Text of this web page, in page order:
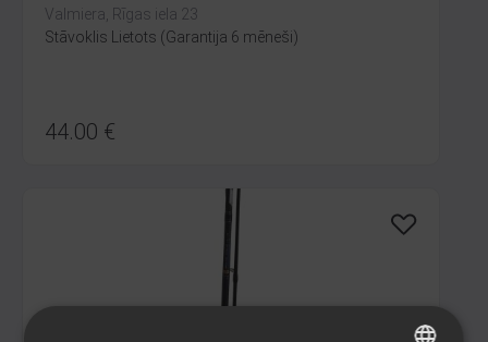
Valmiera, Rīgas iela 23
Stāvoklis Lietots (Garantija 6 mēneši)
44.00 €